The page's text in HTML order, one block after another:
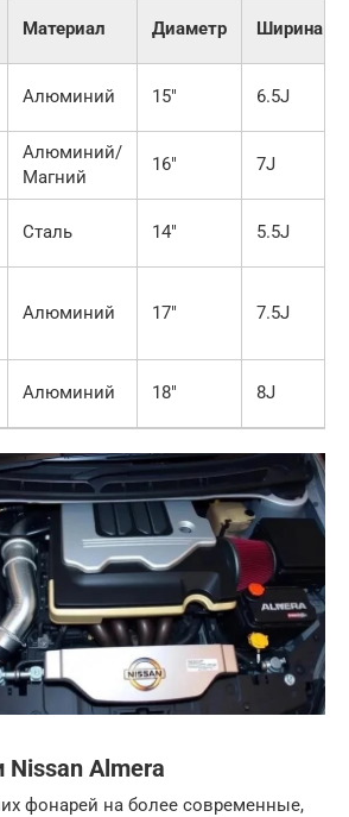
Материал Диаметр Ширина
Алюминий 15″ 6.5J
Алюминий/
Магний
16″ 7J
Сталь 14″ 5.5J
Алюминий 17″ 7.5J
Алюминий 18″ 8J
Nissan Almera
фонарей на более современные,